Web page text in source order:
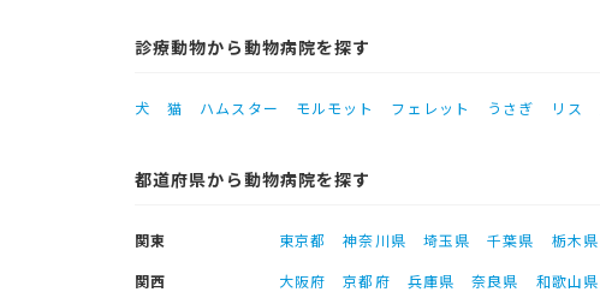
診療動物から動物病院を探す
犬 猫 ハムスター モルモット フェレット うさぎ リス
都道府県から動物病院を探す
関東 東京都 神奈川県 埼玉県 千葉県 栃木県
関西
大阪府 京都府 兵庫県 奈良県 和歌山県